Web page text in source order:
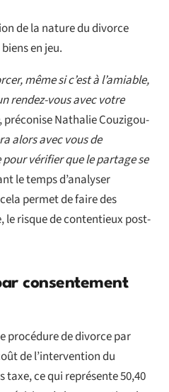
de la nature du divorce
en jeu.
même si c’est à l’amiable,
rendez-vous avec votre
préconise Nathalie Couzigou-
alors avec vous de
vérifier que le partage se
le temps d’analyser
permet de faire des
le risque de contentieux post-
consentement
procédure de divorce par
de l’intervention du
taxe, ce qui représente 50,40